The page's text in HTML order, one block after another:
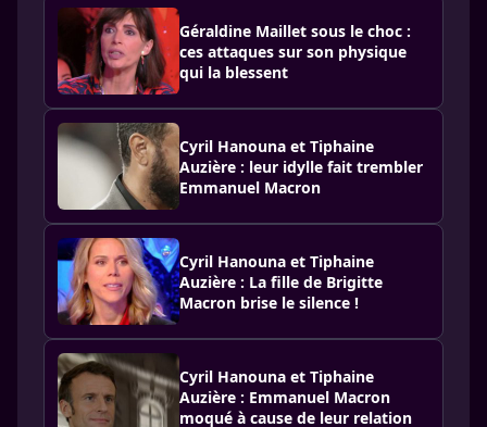
Géraldine Maillet sous le choc :
ces attaques sur son physique
qui la blessent
Cyril Hanouna et Tiphaine
Auzière : leur idylle fait trembler
Emmanuel Macron
Cyril Hanouna et Tiphaine
Auzière : La fille de Brigitte
Macron brise le silence !
Cyril Hanouna et Tiphaine
Auzière : Emmanuel Macron
moqué à cause de leur relation